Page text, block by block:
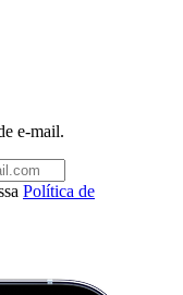
e-mail.
Política de